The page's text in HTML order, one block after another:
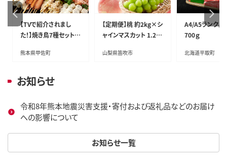
【TVで紹介されまし
た！】焼き鳥7種セット 8
熊本県甲佐町
【定期便】桃 約2kg×シ
ャインマスカット 1.2kg
山梨県笛吹市
A4/A5ランク黒
700ｇ
北海道平取町
お知らせ
お知らせ一覧
令和8年熊本地震災害支援・寄付および返礼品などのお届け
への影響について